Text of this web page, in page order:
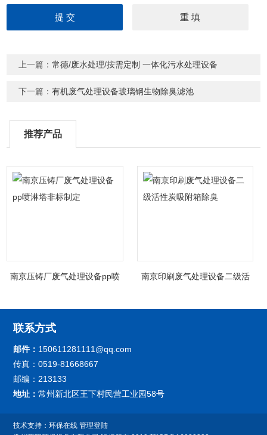
上一篇：常德/废水处理/按需定制 一体化污水处理设备
下一篇：有机废气处理设备玻璃钢生物除臭滤池
推荐产品
南京压铸厂废气处理设备pp喷
南京印刷废气处理设备二级活
联系方式
邮件： 150611281111@qq.com
传真：0519-81668667
邮编：213133
地址：常州新北区王下村民营工业园58号
技术支持：环保在线 管理登陆